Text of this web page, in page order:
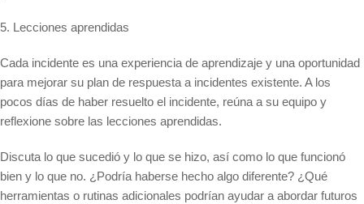
5. Lecciones aprendidas
Cada incidente es una experiencia de aprendizaje y una oportunidad
para mejorar su plan de respuesta a incidentes existente. A los
pocos días de haber resuelto el incidente, reúna a su equipo y
reflexione sobre las lecciones aprendidas.
Discuta lo que sucedió y lo que se hizo, así como lo que funcionó
bien y lo que no. ¿Podría haberse hecho algo diferente? ¿Qué
herramientas o rutinas adicionales podrían ayudar a abordar futuros